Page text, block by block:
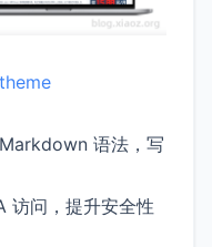
语法，写
问，提升安全性